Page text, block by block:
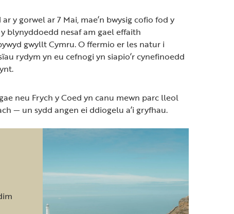
y gorwel ar 7 Mai, mae’n bwysig cofio fod y
blynyddoedd nesaf am gael effaith
gwyllt Cymru. O ffermio er les natur i
rydym yn eu cefnogi yn siapio’r cynefinoedd
neu Frych y Coed yn canu mewn parc lleol
— un sydd angen ei ddiogelu a’i gryfhau.